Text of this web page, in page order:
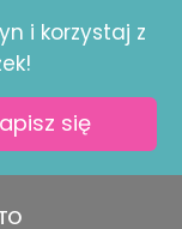
i korzystaj z
się